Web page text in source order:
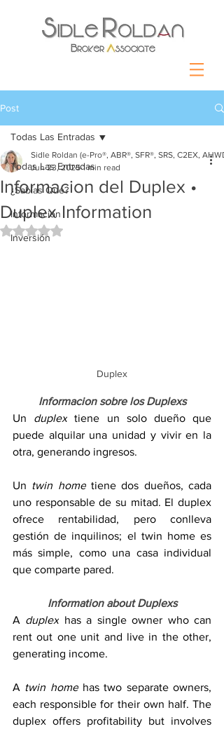
Post
Todas Las Entradas
¿Sabías Que?
Información
Inversión
Todas Las Entradas
Informacion del Duplex •
Duplex Information
Sidle Roldan (e-Pro®, ABR®, SFR®, SRS, C2EX, AHWD)
Jun 23, 2025 1 min read
Rated NaN out of 5 stars.
Duplex
Informacion sobre los Duplexs
Un duplex tiene un solo dueño que
puede alquilar una unidad y vivir en la
otra, generando ingresos.
Un twin home tiene dos dueños, cada
uno responsable de su mitad. El duplex
ofrece rentabilidad, pero conlleva
gestión de inquilinos; el twin home es
más simple, como una casa individual
que comparte pared.
Information about Duplexs
A duplex has a single owner who can
rent out one unit and live in the other,
generating income.
A twin home has two separate owners,
each responsible for their own half. The
duplex offers profitability but involves